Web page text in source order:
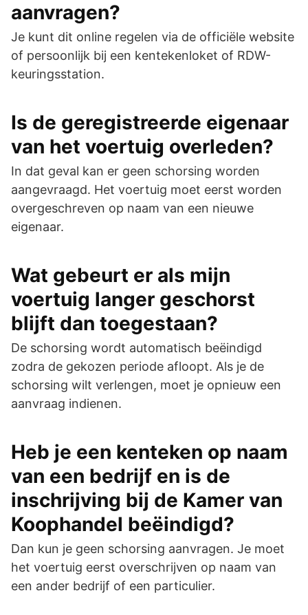
aanvragen?
Je kunt dit online regelen via de officiële website
of persoonlijk bij een kentekenloket of RDW-
keuringsstation.
Is de geregistreerde eigenaar
van het voertuig overleden?
In dat geval kan er geen schorsing worden
aangevraagd. Het voertuig moet eerst worden
overgeschreven op naam van een nieuwe
eigenaar.
Wat gebeurt er als mijn
voertuig langer geschorst
blijft dan toegestaan?
De schorsing wordt automatisch beëindigd
zodra de gekozen periode afloopt. Als je de
schorsing wilt verlengen, moet je opnieuw een
aanvraag indienen.
Heb je een kenteken op naam
van een bedrijf en is de
inschrijving bij de Kamer van
Koophandel beëindigd?
Dan kun je geen schorsing aanvragen. Je moet
het voertuig eerst overschrijven op naam van
een ander bedrijf of een particulier.